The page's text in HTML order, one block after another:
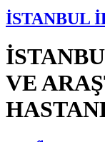
İSTANBUL
VE